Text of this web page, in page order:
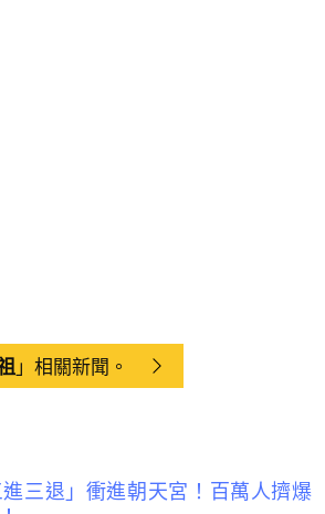
」相關新聞。
三退」衝進朝天宮！百萬人擠爆